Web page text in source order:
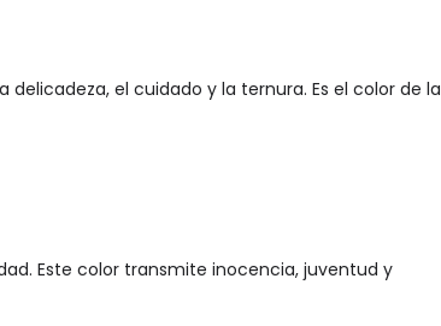
delicadeza, el cuidado y la ternura. Es el color de la
Este color transmite inocencia, juventud y